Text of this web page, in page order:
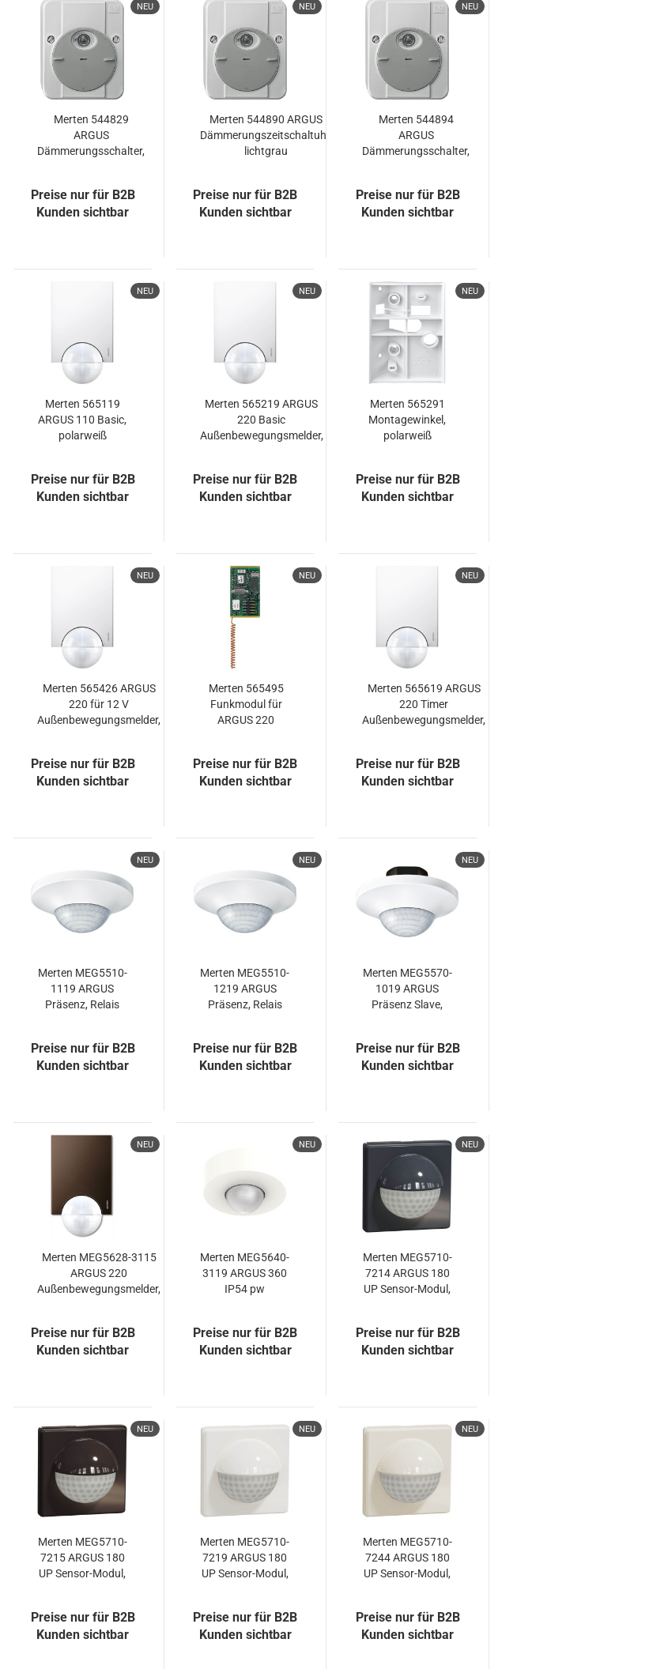
NEU
Merten 544829
ARGUS
Dämmerungsschalter,
lichtgrau
Preise nur für B2B
Kunden sichtbar
NEU
Merten 544890 ARGUS
Dämmerungszeitschaltuhr,
lichtgrau
Preise nur für B2B
Kunden sichtbar
NEU
Merten 544894
ARGUS
Dämmerungsschalter,
lichtgrau
Preise nur für B2B
Kunden sichtbar
NEU
Merten 565119
ARGUS 110 Basic,
polarweiß
Preise nur für B2B
Kunden sichtbar
NEU
Merten 565219 ARGUS
220 Basic
Außenbewegungsmelder,
Preise nur für B2B
Kunden sichtbar
NEU
Merten 565291
Montagewinkel,
polarweiß
Preise nur für B2B
Kunden sichtbar
NEU
Merten 565426 ARGUS
220 für 12 V
Außenbewegungsmelder,
Preise nur für B2B
Kunden sichtbar
NEU
Merten 565495
Funkmodul für
ARGUS 220
Preise nur für B2B
Kunden sichtbar
NEU
Merten 565619 ARGUS
220 Timer
Außenbewegungsmelder,
Preise nur für B2B
Kunden sichtbar
NEU
Merten MEG5510-
1119 ARGUS
Präsenz, Relais
Preise nur für B2B
Kunden sichtbar
NEU
Merten MEG5510-
1219 ARGUS
Präsenz, Relais
Preise nur für B2B
Kunden sichtbar
NEU
Merten MEG5570-
1019 ARGUS
Präsenz Slave,
Preise nur für B2B
Kunden sichtbar
NEU
Merten MEG5628-3115
ARGUS 220
Außenbewegungsmelder,
Preise nur für B2B
Kunden sichtbar
NEU
Merten MEG5640-
3119 ARGUS 360
IP54 pw
Preise nur für B2B
Kunden sichtbar
NEU
Merten MEG5710-
7214 ARGUS 180
UP Sensor-Modul,
Preise nur für B2B
Kunden sichtbar
NEU
Merten MEG5710-
7215 ARGUS 180
UP Sensor-Modul,
Preise nur für B2B
Kunden sichtbar
NEU
Merten MEG5710-
7219 ARGUS 180
UP Sensor-Modul,
Aquadesign
Preise nur für B2B
Kunden sichtbar
NEU
Merten MEG5710-
7244 ARGUS 180
UP Sensor-Modul,
Preise nur für B2B
Kunden sichtbar